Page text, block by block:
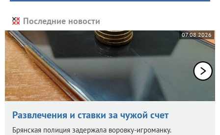
Последние новости
07.08.2026
Развлечения и ставки за чужой счет
Брянская полиция задержала воровку-игроманку.